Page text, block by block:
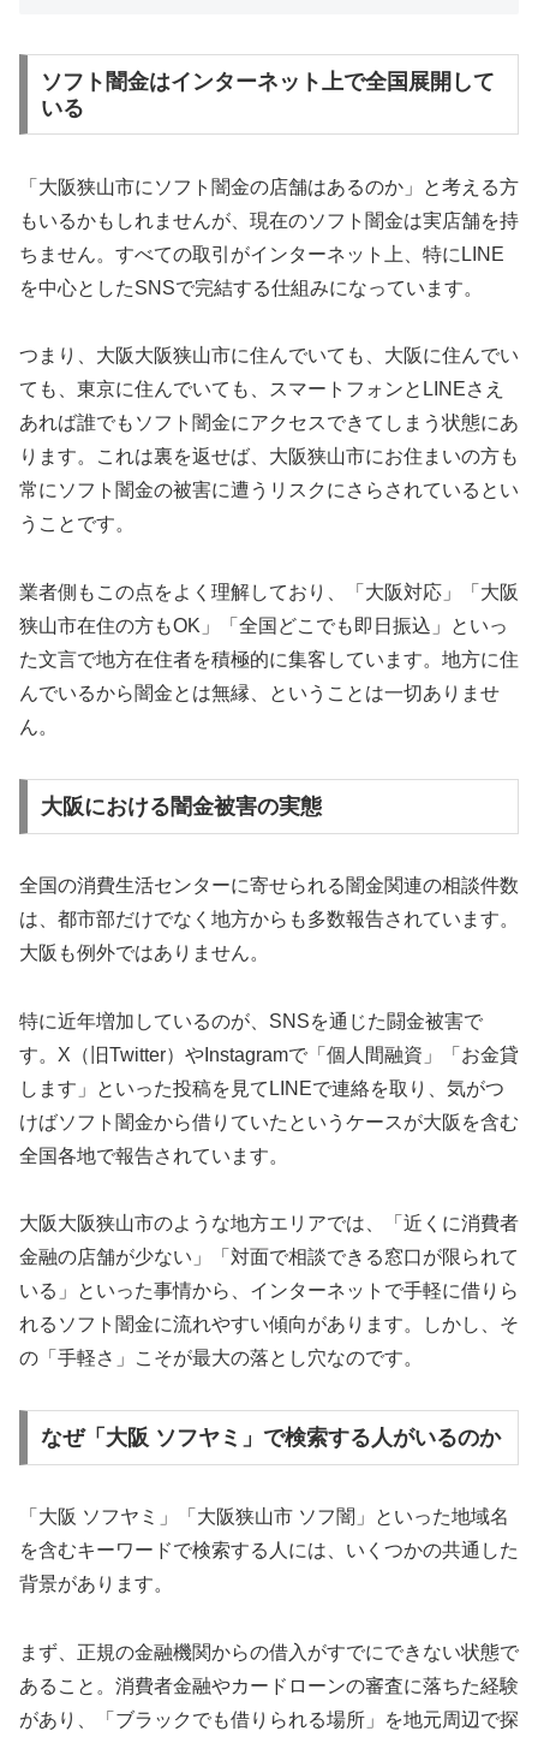
ソフト闇金はインターネット上で全国展開して
いる
「大阪狭山市にソフト闇金の店舗はあるのか」と考える方
もいるかもしれませんが、現在のソフト闇金は実店舗を持
ちません。すべての取引がインターネット上、特にLINE
を中心としたSNSで完結する仕組みになっています。
つまり、大阪大阪狭山市に住んでいても、大阪に住んでい
ても、東京に住んでいても、スマートフォンとLINEさえ
あれば誰でもソフト闇金にアクセスできてしまう状態にあ
ります。これは裏を返せば、大阪狭山市にお住まいの方も
常にソフト闇金の被害に遭うリスクにさらされているとい
うことです。
業者側もこの点をよく理解しており、「大阪対応」「大阪
狭山市在住の方もOK」「全国どこでも即日振込」といっ
た文言で地方在住者を積極的に集客しています。地方に住
んでいるから闇金とは無縁、ということは一切ありませ
ん。
大阪における闇金被害の実態
全国の消費生活センターに寄せられる闇金関連の相談件数
は、都市部だけでなく地方からも多数報告されています。
大阪も例外ではありません。
特に近年増加しているのが、SNSを通じた闘金被害で
す。X（旧Twitter）やInstagramで「個人間融資」「お金貸
します」といった投稿を見てLINEで連絡を取り、気がつ
けばソフト闇金から借りていたというケースが大阪を含む
全国各地で報告されています。
大阪大阪狭山市のような地方エリアでは、「近くに消費者
金融の店舗が少ない」「対面で相談できる窓口が限られて
いる」といった事情から、インターネットで手軽に借りら
れるソフト闇金に流れやすい傾向があります。しかし、そ
の「手軽さ」こそが最大の落とし穴なのです。
なぜ「大阪 ソフヤミ」で検索する人がいるのか
「大阪 ソフヤミ」「大阪狭山市 ソフ闇」といった地域名
を含むキーワードで検索する人には、いくつかの共通した
背景があります。
まず、正規の金融機関からの借入がすでにできない状態で
あること。消費者金融やカードローンの審査に落ちた経験
があり、「ブラックでも借りられる場所」を地元周辺で探